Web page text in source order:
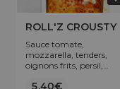
ROLL'Z CROUSTY
Sauce tomate,
mozzarella, tenders,
oignons frits, persil,
piquante, sauce
5,40€